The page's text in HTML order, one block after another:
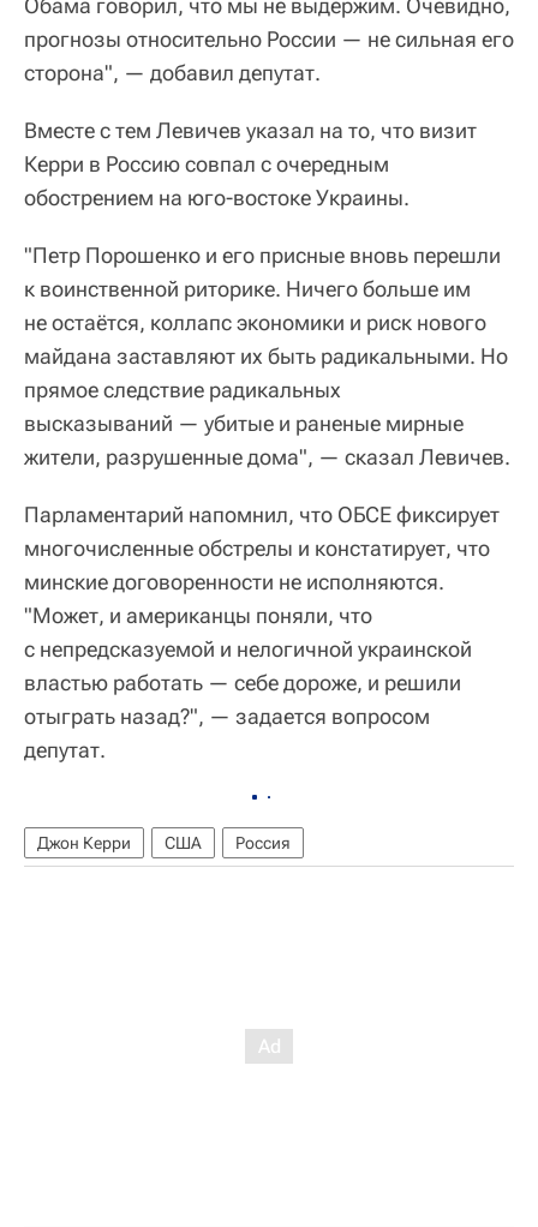
Обама говорил, что мы не выдержим. Очевидно,
прогнозы относительно России — не сильная его
сторона", — добавил депутат.
Вместе с тем Левичев указал на то, что визит
Керри в Россию совпал с очередным
обострением на юго-востоке Украины.
"Петр Порошенко и его присные вновь перешли
к воинственной риторике. Ничего больше им
не остаётся, коллапс экономики и риск нового
майдана заставляют их быть радикальными. Но
прямое следствие радикальных
высказываний — убитые и раненые мирные
жители, разрушенные дома", — сказал Левичев.
Парламентарий напомнил, что ОБСЕ фиксирует
многочисленные обстрелы и констатирует, что
минские договоренности не исполняются.
"Может, и американцы поняли, что
с непредсказуемой и нелогичной украинской
властью работать — себе дороже, и решили
отыграть назад?", — задается вопросом
депутат.
Джон Керри США Россия